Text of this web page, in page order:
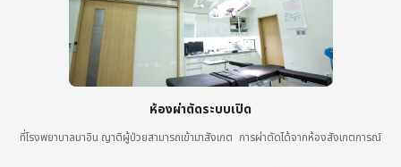
ห้องผ่าตัดระบบเปิด
ที่โรงพยาบาลมาอิน ญาติผู้ป่วยสามารถเข้ามาสังเกต การผ่าตัดได้จากห้องสังเกตการณ์